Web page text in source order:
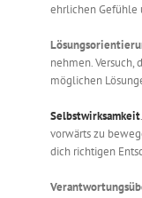
ehrlichen Gefühle
nehmen.
möglichen
Selbstwirksamkeit
vorwärts zu
dich richtigen